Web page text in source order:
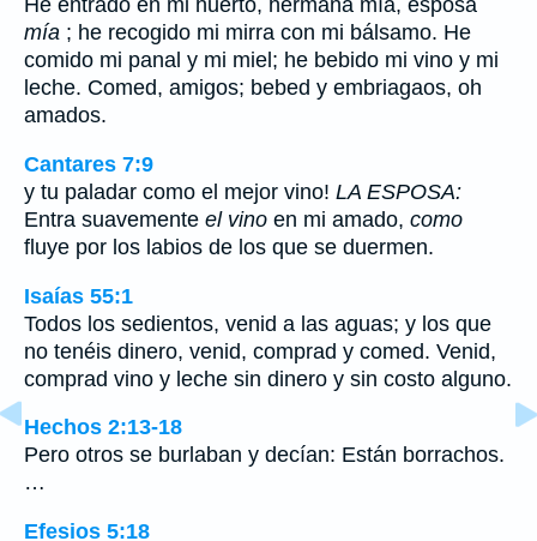
He entrado en mi huerto, hermana mía, esposa
mía ; he recogido mi mirra con mi bálsamo. He
comido mi panal y mi miel; he bebido mi vino y mi
leche. Comed, amigos; bebed y embriagaos, oh
amados.
Cantares 7:9
y tu paladar como el mejor vino! LA ESPOSA:
Entra suavemente el vino en mi amado, como
fluye por los labios de los que se duermen.
Isaías 55:1
Todos los sedientos, venid a las aguas; y los que
no tenéis dinero, venid, comprad y comed. Venid,
comprad vino y leche sin dinero y sin costo alguno.
Hechos 2:13-18
Pero otros se burlaban y decían: Están borrachos.
…
Efesios 5:18